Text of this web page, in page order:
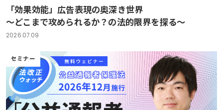
「効果効能」広告表現の奥深き世界
～どこまで攻められるか？の法的限界を探る～
2026.07.09
セミナー